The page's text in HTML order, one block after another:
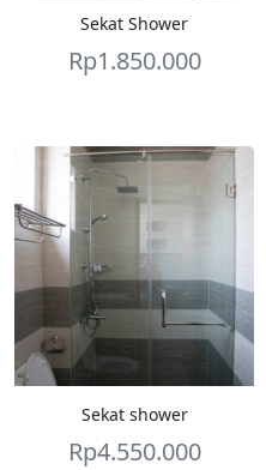
Sekat Shower
Rp1.850.000
Sekat shower
Rp4.550.000